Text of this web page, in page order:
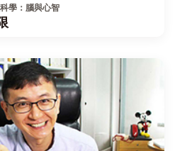
學：腦與心智